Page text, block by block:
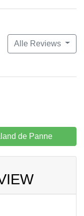
Alle Reviews
de Panne